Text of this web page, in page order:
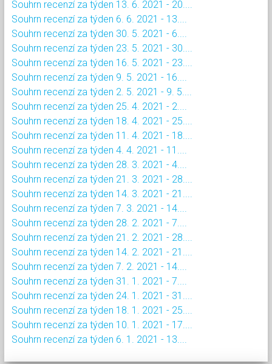
Souhrn recenzí za týden 13. 6. 2021 - 20....
Souhrn recenzí za týden 6. 6. 2021 - 13....
Souhrn recenzí za týden 30. 5. 2021 - 6....
Souhrn recenzí za týden 23. 5. 2021 - 30....
Souhrn recenzí za týden 16. 5. 2021 - 23....
Souhrn recenzí za týden 9. 5. 2021 - 16....
Souhrn recenzí za týden 2. 5. 2021 - 9. 5....
Souhrn recenzí za týden 25. 4. 2021 - 2....
Souhrn recenzí za týden 18. 4. 2021 - 25....
Souhrn recenzí za týden 11. 4. 2021 - 18....
Souhrn recenzí za týden 4. 4. 2021 - 11....
Souhrn recenzí za týden 28. 3. 2021 - 4....
Souhrn recenzí za týden 21. 3. 2021 - 28....
Souhrn recenzí za týden 14. 3. 2021 - 21....
Souhrn recenzí za týden 7. 3. 2021 - 14....
Souhrn recenzí za týden 28. 2. 2021 - 7....
Souhrn recenzí za týden 21. 2. 2021 - 28....
Souhrn recenzí za týden 14. 2. 2021 - 21....
Souhrn recenzí za týden 7. 2. 2021 - 14....
Souhrn recenzí za týden 31. 1. 2021 - 7....
Souhrn recenzí za týden 24. 1. 2021 - 31....
Souhrn recenzí za týden 18. 1. 2021 - 25....
Souhrn recenzí za týden 10. 1. 2021 - 17....
Souhrn recenzí za týden 6. 1. 2021 - 13....